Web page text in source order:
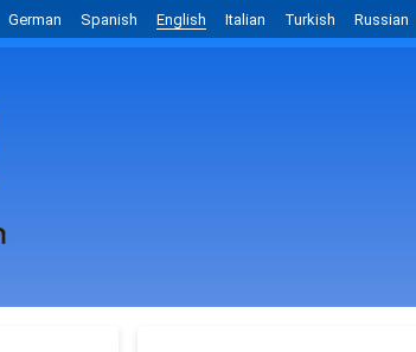
German Spanish English Italian Turkish Russian